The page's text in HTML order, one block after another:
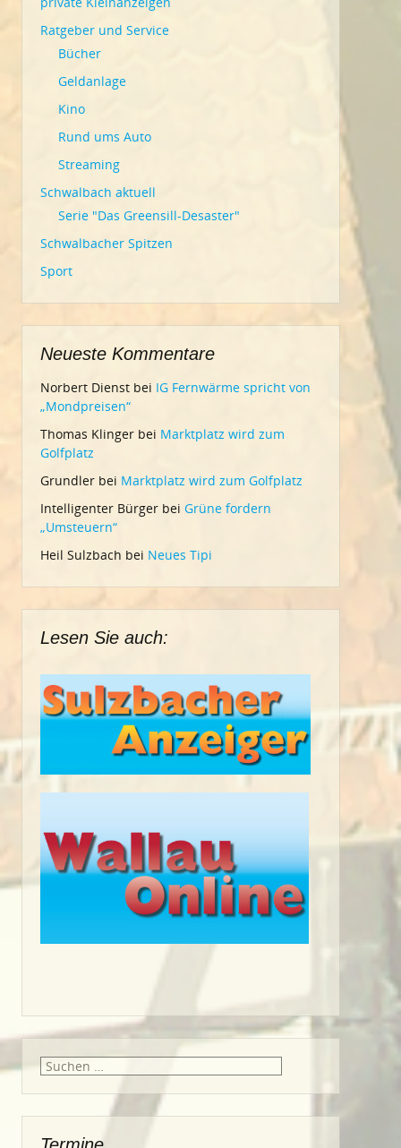
Ratgeber und Service
Bücher
Geldanlage
Kino
Rund ums Auto
Streaming
Schwalbach aktuell
Serie "Das Greensill-Desaster"
Schwalbacher Spitzen
Sport
Neueste Kommentare
Norbert Dienst bei IG Fernwärme spricht von
„Mondpreisen“
Thomas Klinger bei Marktplatz wird zum
Golfplatz
Grundler bei Marktplatz wird zum Golfplatz
Intelligenter Bürger bei Grüne fordern
„Umsteuern“
Heil Sulzbach bei Neues Tipi
Lesen Sie auch:
Suche